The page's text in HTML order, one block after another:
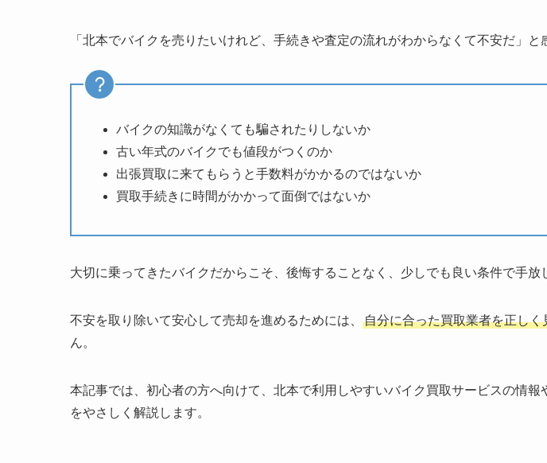
「北本でバイクを売りたいけれど、手続きや査定の流れがわからなくて不安だ」と
バイクの知識がなくても騙されたりしないか
古い年式のバイクでも値段がつくのか
出張買取に来てもらうと手数料がかかるのではないか
買取手続きに時間がかかって面倒ではないか
大切に乗ってきたバイクだからこそ、後悔することなく、少しでも良い条件で手放
不安を取り除いて安心して売却を進めるためには、 自分に合った買取業者を正しく
ん。
本記事では、初心者の方へ向けて、北本で利用しやすいバイク買取サービスの情報
をやさしく解説します。